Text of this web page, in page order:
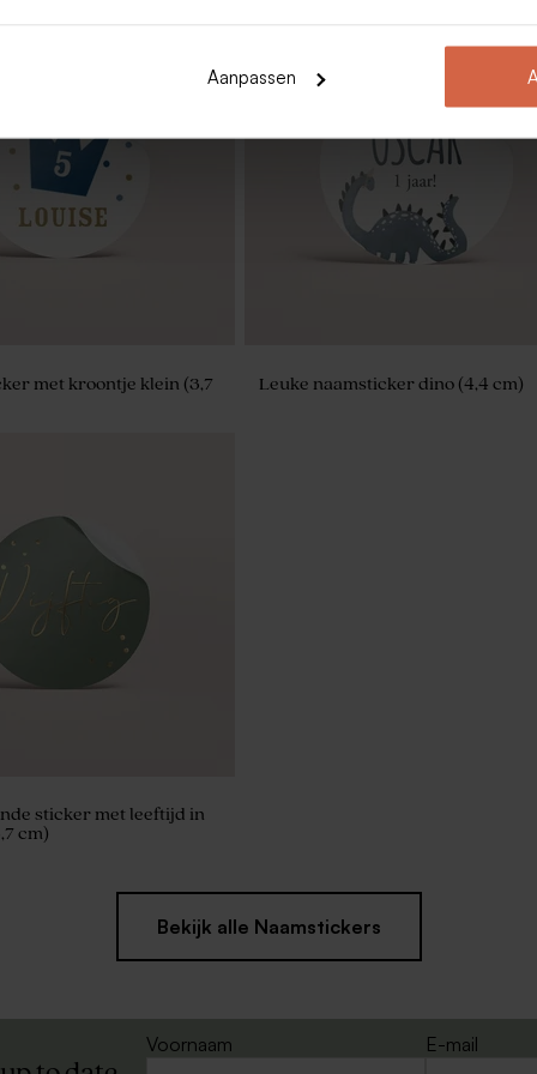
Aanpassen
met kroontje klein (3,7 Leuke naamsticker dino (4,4 cm)
sticker met leeftijd in
cm)
Bekijk alle Naamstickers
Voornaam E-mail